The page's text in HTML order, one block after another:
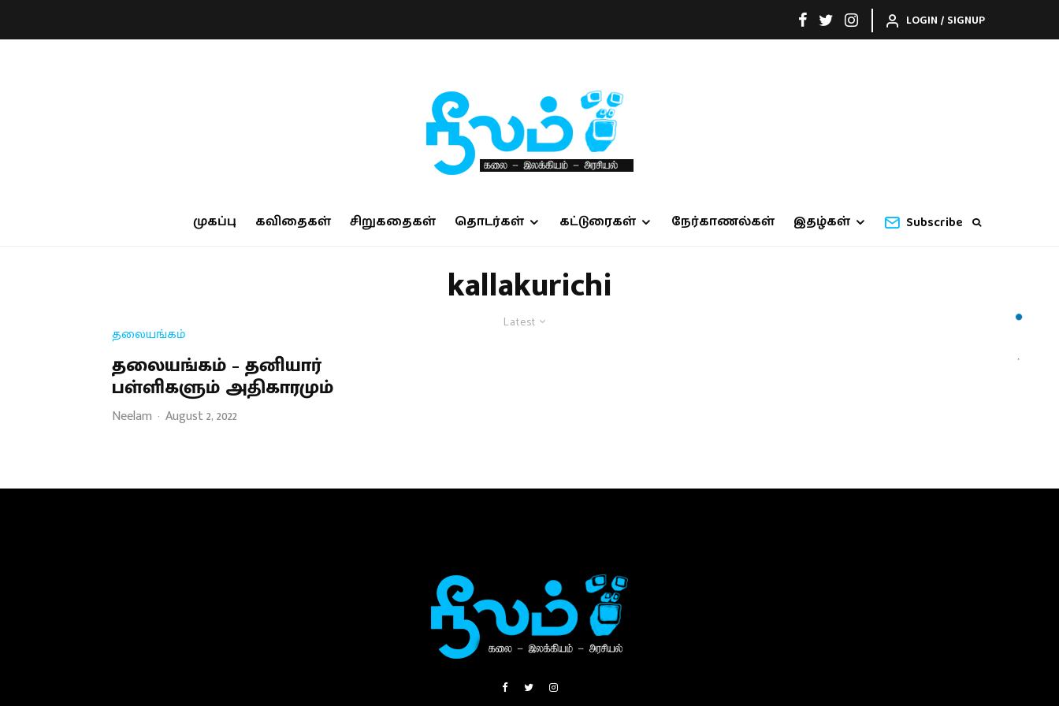
LOGIN / SIGNUP
முகப்பு கவிதைகள் சிறுகதைகள் தொடர்கள் கட்டுரைகள் நேர்காணல்கள் இதழ்கள் Subscribe
kallakurichi
Latest
தலையங்கம்
தலையங்கம் – தனியார்
பள்ளிகளும் அதிகாரமும்
Neelam · August 2, 2022